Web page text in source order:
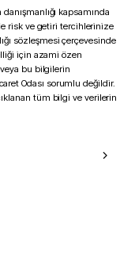
kapsamında
risk ve getiri tercihlerinize
sözleşmesi çerçevesinde
için azami özen
bu bilgilerin
Odası sorumlu değildir.
tüm bilgi ve verilerin